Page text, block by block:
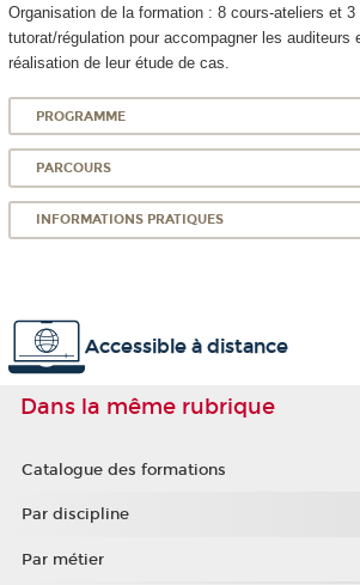
Organisation de la formation : 8 cours-ateliers et 3
tutorat/régulation pour accompagner les auditeurs
réalisation de leur étude de cas.
PROGRAMME
PARCOURS
INFORMATIONS PRATIQUES
Accessible à distance
Dans la même rubrique
Catalogue des formations
Par discipline
Par métier